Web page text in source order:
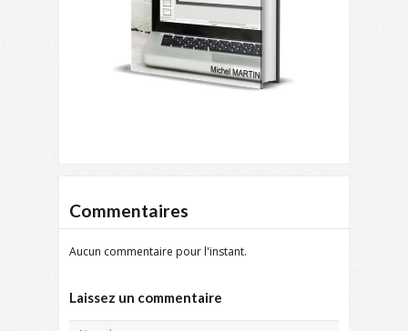
Commentaires
Aucun commentaire pour l'instant.
Laissez un commentaire